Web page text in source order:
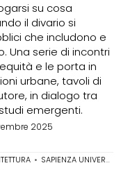
su cosa
il divario si
che includono e
Una serie di incontri
e le porta in
urbane, tavoli di
in dialogo tra
emergenti.
2025
• SAPIENZA UNIVERSITÀ DI ROMA